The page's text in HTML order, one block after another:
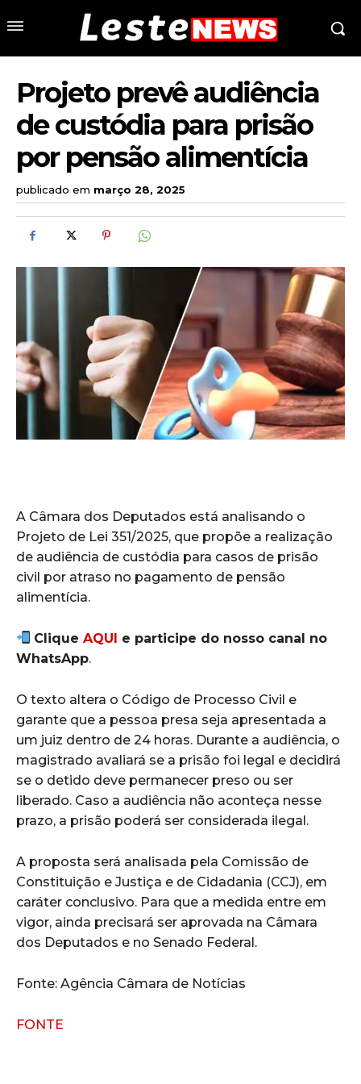
Projeto prevê audiência
de custódia para prisão
por pensão alimentícia
publicado em março 28, 2025
A Câmara dos Deputados está analisando o
Projeto de Lei 351/2025, que propõe a realização
de audiência de custódia para casos de prisão
civil por atraso no pagamento de pensão
alimentícia.
CliqueAQUI e participe do nosso canal no
WhatsApp.
O texto altera o Código de Processo Civil e
garante que a pessoa presa seja apresentada a
um juiz dentro de 24 horas. Durante a audiência, o
magistrado avaliará se a prisão foi legal e decidirá
se o detido deve permanecer preso ou ser
liberado. Caso a audiência não aconteça nesse
prazo, a prisão poderá ser considerada ilegal.
A proposta será analisada pela Comissão de
Constituição e Justiça e de Cidadania (CCJ), em
caráter conclusivo. Para que a medida entre em
vigor, ainda precisará ser aprovada na Câmara
dos Deputados e no Senado Federal.
Fonte: Agência Câmara de Notícias
FONTE